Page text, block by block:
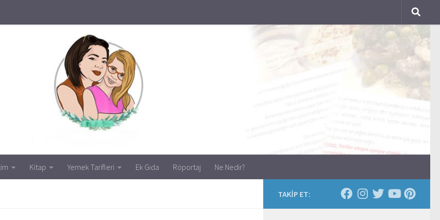
Kitap Yemek Tarifleri Ek Gıda Röportaj Ne Nedir?
TAKİP ET: